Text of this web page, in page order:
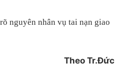
nguyên nhân vụ tai nạn giao
Theo Tr.Đức